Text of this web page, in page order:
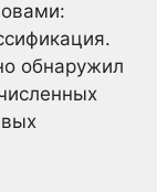
обнаружил